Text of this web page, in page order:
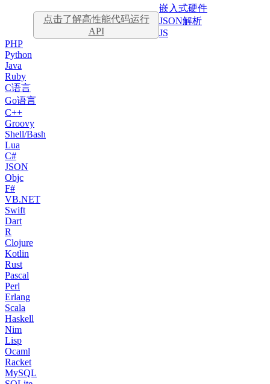
点击了解高性能代码运行
API
嵌入式硬件
JSON解析
JS
PHP
Python
Java
Ruby
C语言
Go语言
C++
Groovy
Shell/Bash
Lua
C#
JSON
Objc
F#
VB.NET
Swift
Dart
R
Clojure
Kotlin
Rust
Pascal
Perl
Erlang
Scala
Haskell
Nim
Lisp
Ocaml
Racket
MySQL